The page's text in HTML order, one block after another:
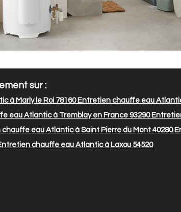
sur :
à Marly le Roi 78160Entretien chauffe eau
eau Atlantic à Tremblay en France 93290
eau Atlantic à Saint Pierre du Mont 40280
chauffe eau Atlantic à Laxou 54520